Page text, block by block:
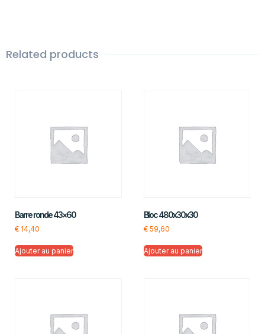
Related products
Barre ronde 43×60
€ 14,40
Ajouter au panier
Bloc 480x30x30
€59,60
Ajouter au panier